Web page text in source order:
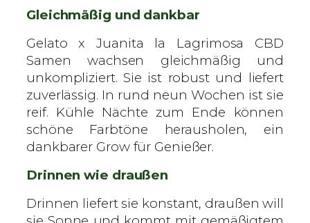
Gleichmäßig und dankbar
Gelato x Juanita la Lagrimosa CBD
Samen wachsen gleichmäßig und
unkompliziert. Sie ist robust und liefert
zuverlässig. In rund neun Wochen ist sie
reif. Kühle Nächte zum Ende können
schöne Farbtöne herausholen, ein
dankbarer Grow für Genießer.
Drinnen wie draußen
Drinnen liefert sie konstant, draußen will